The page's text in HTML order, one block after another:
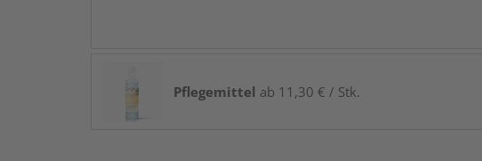
Pflegemittel ab 11,30 € / Stk.